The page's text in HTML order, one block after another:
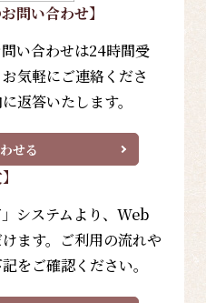
問い合わせ】
い合わせは24時間受
気軽にご連絡くださ
返答いたします。
せる
システムより、Web
ます。ご利用の流れや
をご確認ください。